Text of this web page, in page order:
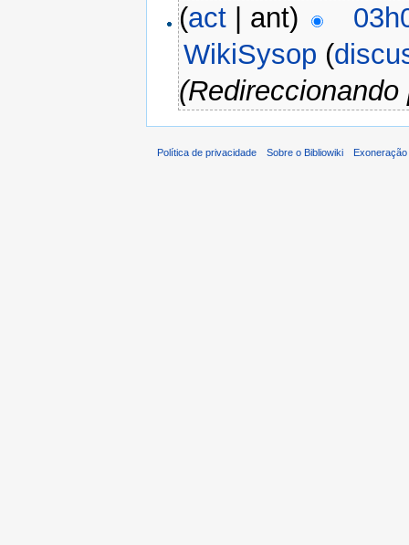
(act | ant)
WikiSysop (
Política de privacidade Sobre o Bibliowiki